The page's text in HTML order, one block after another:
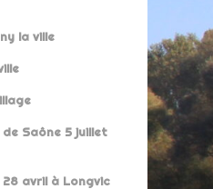
la ville
Saône 5 juillet
28 avril à Longvic